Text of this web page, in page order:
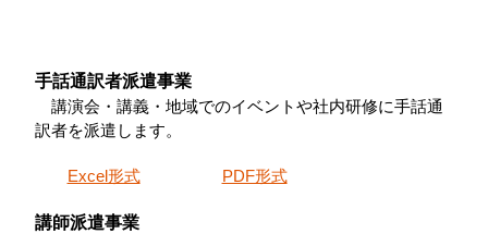
手話通訳者派遣事業
講演会・講義・地域でのイベントや社内研修に手話通
訳者を派遣します。
Excel形式 PDF形式
講師派遣事業